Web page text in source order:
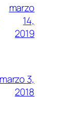
marzo
14,
2019
marzo 3,
2018